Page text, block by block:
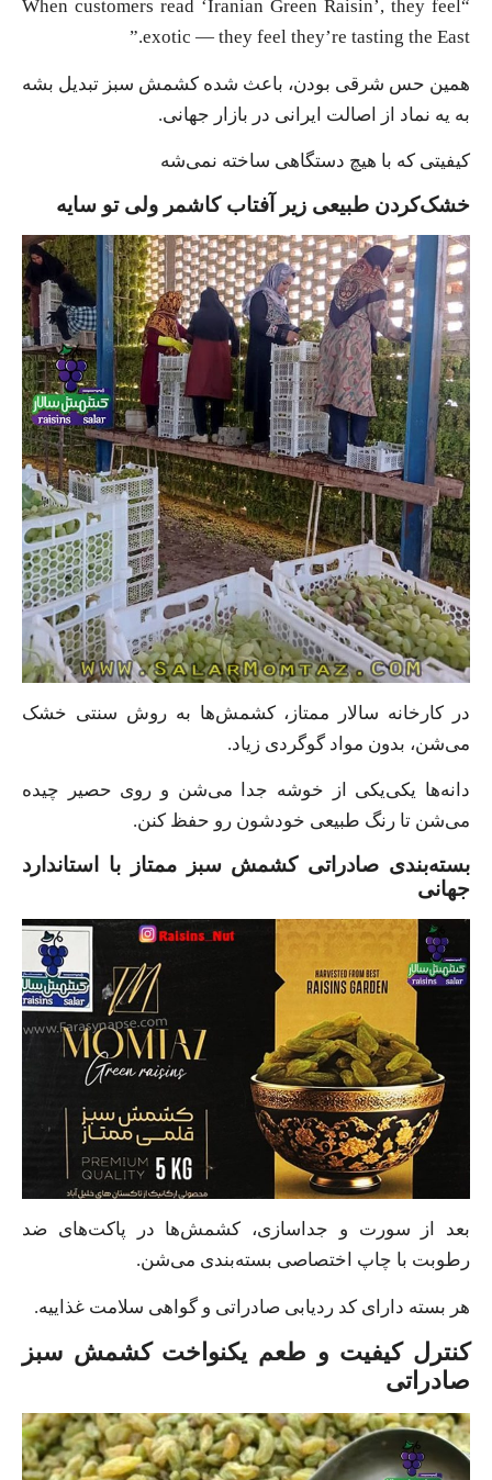
“When customers read ‘Iranian Green Raisin’, they feel
exotic — they feel they’re tasting the East.”
همین حس شرقی بودن، باعث شده کشمش سبز تبدیل بشه
به یه نماد از اصالت ایرانی در بازار جهانی.
کیفیتی که با هیچ دستگاهی ساخته نمی‌شه
خشک‌کردن طبیعی زیر آفتاب کاشمر ولی تو سایه
در کارخانه سالار ممتاز، کشمش‌ها به روش سنتی خشک
می‌شن، بدون مواد گوگردی زیاد.
دانه‌ها یکی‌یکی از خوشه جدا می‌شن و روی حصیر چیده
می‌شن تا رنگ طبیعی خودشون رو حفظ کنن.
بسته‌بندی صادراتی کشمش سبز ممتاز با استاندارد
جهانی
بعد از سورت و جداسازی، کشمش‌ها در پاکت‌های ضد
رطوبت با چاپ اختصاصی بسته‌بندی می‌شن.
هر بسته دارای کد ردیابی صادراتی و گواهی سلامت غذاییه.
کنترل کیفیت و طعم یکنواخت کشمش سبز
صادراتی